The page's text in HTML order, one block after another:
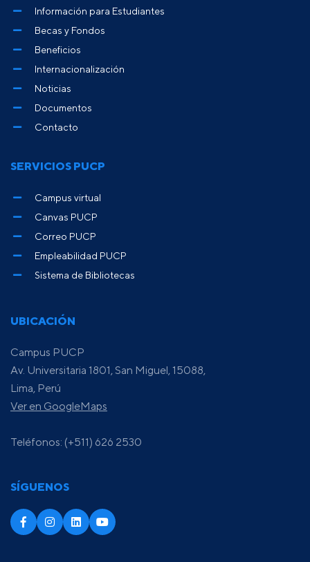
UBICACIÓN
Campus PUCP
Av. Universitaria 1801, San Miguel, 15088,
Lima, Perú
Ver en GoogleMaps
Teléfonos: (+511) 626 2530
SÍGUENOS
Información para Estudiantes
Becas y Fondos
Beneficios
Internacionalización
Noticias
Documentos
Contacto
SERVICIOS PUCP
Campus virtual
Canvas PUCP
Correo PUCP
Empleabilidad PUCP
Sistema de Bibliotecas